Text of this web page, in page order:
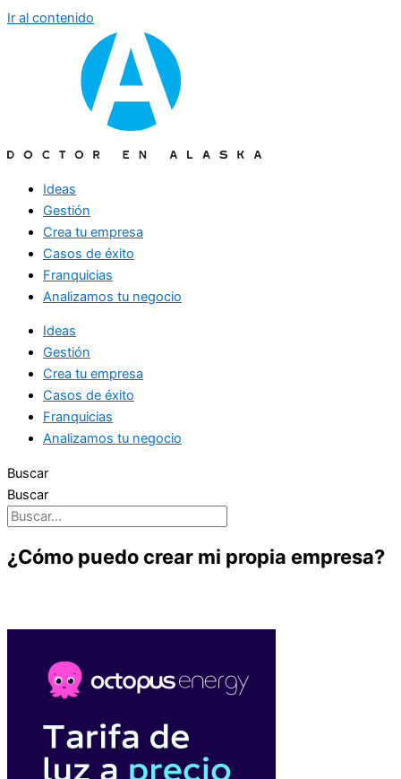
Ir al contenido
Ideas
Gestión
Crea tu empresa
Casos de éxito
Franquicias
Analizamos tu negocio
Ideas
Gestión
Crea tu empresa
Casos de éxito
Franquicias
Analizamos tu negocio
Buscar
Buscar
¿Cómo puedo crear mi propia empresa?